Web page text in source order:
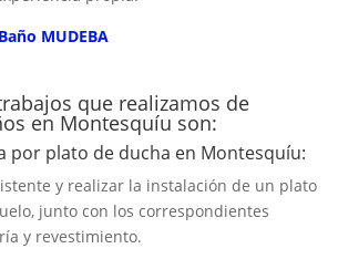
MUDEBA
que realizamos de
en Montesquíu son:
por plato de ducha en Montesquíu:
y realizar la instalación de un plato
junto con los correspondientes
y revestimiento.